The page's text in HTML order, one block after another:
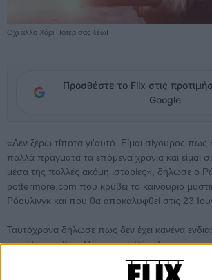
Οχι άλλο Χάρι Πότερ σας λέω!
Προσθέστε το Flix στις
Google
«Δεν ξέρω τίποτα γι'αυτό. Είμαι σίγουρος πως
πολλά πράγματα τα επόμενα χρόνια και είμαι
μέσα της πολλές ακόμη ιστορίες», δήλωσε ο
pottermore.com που κρύβει το καινούριο
Ρόουλινγκ και που θα αποκαλυφθεί στις 23
Ταυτόχρονα δήλωσε πως δεν έχει κανένα
το ρόλο του Χάρι Πότερ αν η Ρόουλινγκ
περιπέτειες του. «Οσο τα μελλοντικά της
τον Χάρι, θα τα αγοράσω με διπλή χαρά. Δεν